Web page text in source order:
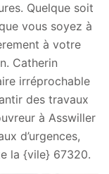
Quelque soit
vous soyez à
à votre
Catherin
irréprochable
des travaux
à Asswiller
d’urgences,
la {vile} 67320.